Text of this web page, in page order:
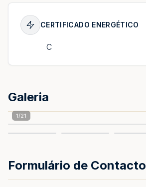
CERTIFICADO ENERGÉTICO
C
Galeria
1/21
Formulário de Contacto